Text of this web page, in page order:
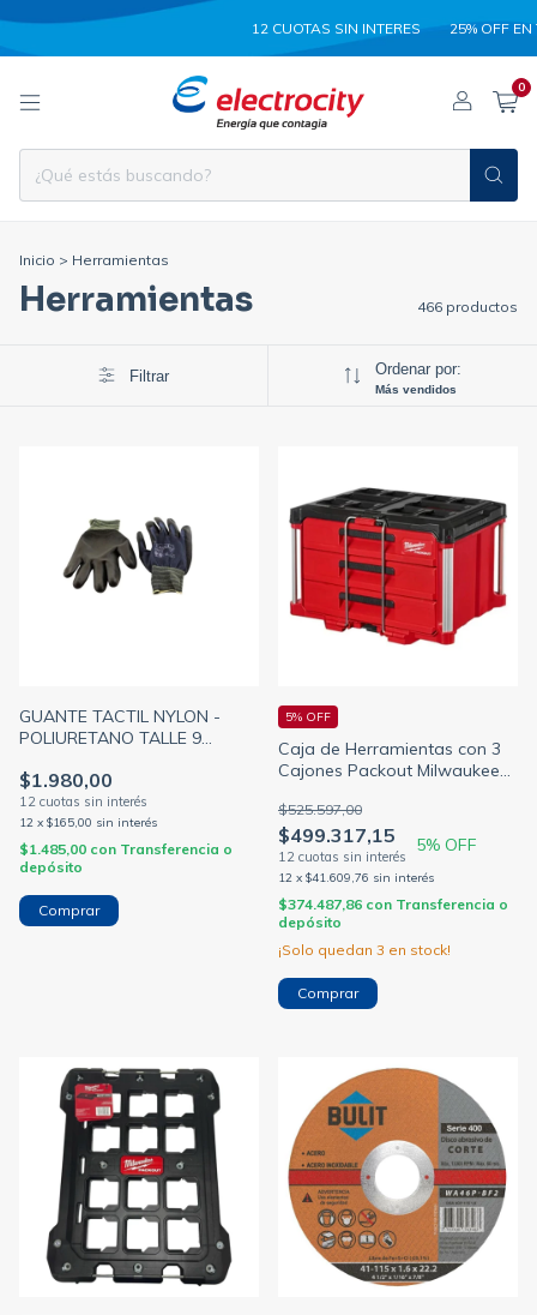
12 CUOTAS SIN INTERES 25% OFF EN
0
Inicio > Herramientas
Herramientas 466 productos
Filtrar Ordenar por:
Más vendidos
GUANTE TACTIL NYLON -
POLIURETANO TALLE 9
$1.980,00
12 x $165,00 sin interés
$1.485,00 con Transferencia o
depósito
Caja de Herramientas con 3
Cajones Packout Milwaukee
$499.317,15
$525.597,00
5% OFF
12 x $41.609,76 sin interés
5% OFF
$374.487,86 con Transferencia o
depósito
¡Solo quedan 3 en stock!